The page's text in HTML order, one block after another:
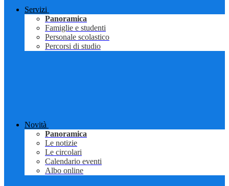
Servizi
Panoramica
Famiglie e studenti
Personale scolastico
Percorsi di studio
Novità
Panoramica
Le notizie
Le circolari
Calendario eventi
Albo online